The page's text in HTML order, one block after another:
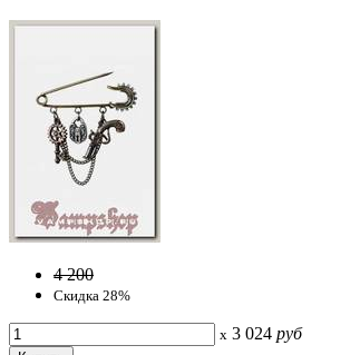
4 200
Скидка 28%
x 3 024 руб